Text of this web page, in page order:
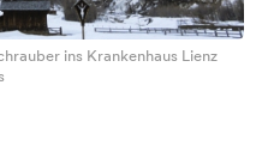
ins Krankenhaus Lienz